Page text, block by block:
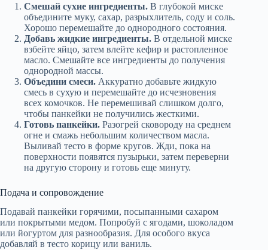
Смешай сухие ингредиенты. В глубокой миске
объедините муку, сахар, разрыхлитель, соду и соль.
Хорошо перемешайте до однородного состояния.
Добавь жидкие ингредиенты. В отдельной миске
взбейте яйцо, затем влейте кефир и растопленное
масло. Смешайте все ингредиенты до получения
однородной массы.
Объедини смеси. Аккуратно добавьте жидкую
смесь в сухую и перемешайте до исчезновения
всех комочков. Не перемешивай слишком долго,
чтобы панкейки не получились жесткими.
Готовь панкейки. Разогрей сковороду на среднем
огне и смажь небольшим количеством масла.
Выливай тесто в форме кругов. Жди, пока на
поверхности появятся пузырьки, затем переверни
на другую сторону и готовь еще минуту.
Подача и сопровождение
Подавай панкейки горячими, посыпанными сахаром
или покрытыми медом. Попробуй с ягодами, шоколадом
или йогуртом для разнообразия. Для особого вкуса
добавляй в тесто корицу или ваниль.